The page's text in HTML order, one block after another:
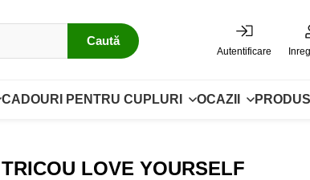
Caută
Autentificare
CADOURI PENTRU CUPLURI OCAZII
TRICOU LOVE YOURSELF